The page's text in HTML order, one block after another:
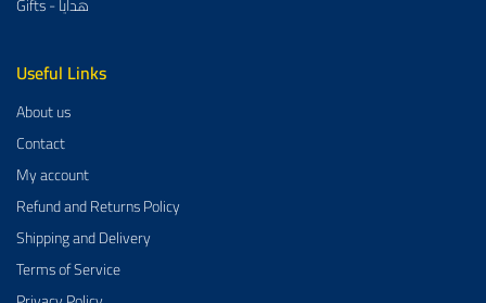
Useful Links
About us
Contact
My account
Refund and Returns Policy
Shipping and Delivery
Terms of Service